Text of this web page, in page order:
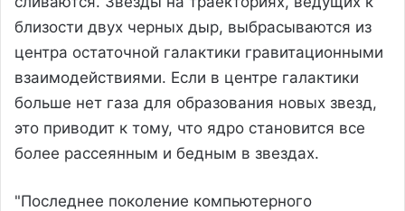
близости двух черных дыр, выбрасываются из
центра остаточной галактики гравитационными
взаимодействиями. Если в центре галактики
больше нет газа для образования новых звезд,
это приводит к тому, что ядро становится все
более рассеянным и бедным в звездах.
"Последнее поколение компьютерного